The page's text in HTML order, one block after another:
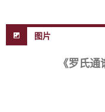
图片
《罗氏